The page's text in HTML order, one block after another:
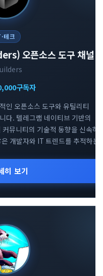
테크
오픈소스 도구 채널
구독자
인 오픈소스 도구와 유틸리티
다. 텔레그램 네이티브 기반의
뮤니티의 기술적 동향을 신속하
개발자와 IT 트렌드를 추적하는
히 보기
search close
소식·FAQ